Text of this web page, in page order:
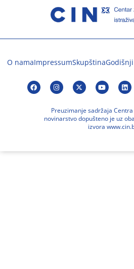
O namaImpressumSkupština
Preuzimanje sadržaja
novinarstvo dopušteno je uz
izvora